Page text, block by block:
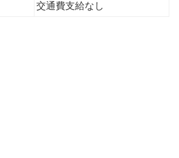
交通費支給なし